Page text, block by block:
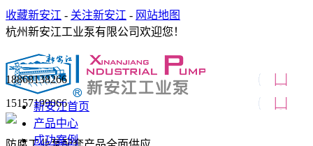
收藏新安江 - 关注新安江 - 网站地图
杭州新安江工业泵有限公司欢迎您！
15157199066
18868138266
新安江首页
产品中心
成功案例